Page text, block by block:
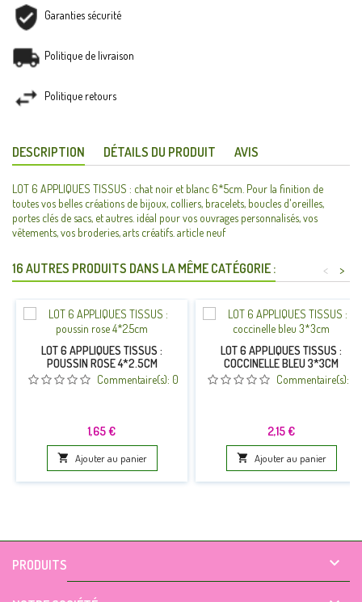
Garanties sécurité
Politique de livraison
Politique retours
DESCRIPTION DÉTAILS DU PRODUIT AVIS
LOT 6 APPLIQUES TISSUS : chat noir et blanc 6*5cm. Pour la finition de
toutes vos belles créations de bijoux, colliers, bracelets, boucles d'oreilles,
portes clés de sacs, et autres. idéal pour vos ouvrages personnalisés, vos
vêtements, vos broderies, arts créatifs. article neuf
16 AUTRES PRODUITS DANS LA MÊME CATÉGORIE : >
<
LOT 6 APPLIQUES TISSUS :
POUSSIN ROSE 4*2.5CM
Commentaire(s): 0
Prix
1,65 €
 Ajouter au panier
LOT 6 APPLIQUES TISSUS :
COCCINELLE BLEU 3*3CM
Commentaire(s):
Prix
2,15 €
 Ajouter au panier
PRODUITS 